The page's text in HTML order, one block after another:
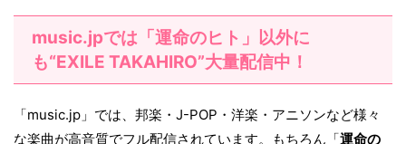
music.jpでは「運命のヒト」以外に
も“EXILE TAKAHIRO”大量配信中！
「music.jp」では、邦楽・J-POP・洋楽・アニソンなど様々
な楽曲が高音質でフル配信されています。もちろん「運命の